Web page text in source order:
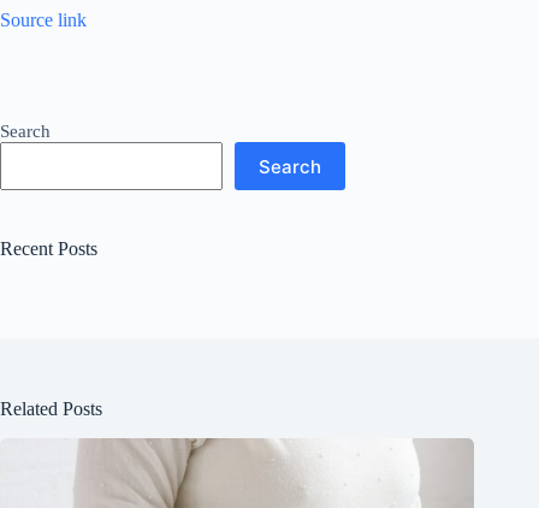
Source link
Search
Search
Recent Posts
Related Posts